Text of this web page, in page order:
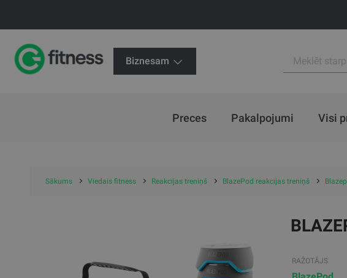
Biznesam
Preces Pakalpojumi Visi
Sākums Viedais fitness Reakcijas treniņš BlazePod reakcijas treniņš
RAŽOTĀJS